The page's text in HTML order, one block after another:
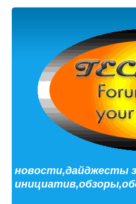
новости,дайджесты